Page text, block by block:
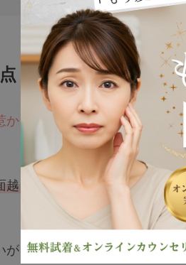
れたり、ネット通販サイト
越しで見る場合と実物で見る
ありますので、自分に合っ